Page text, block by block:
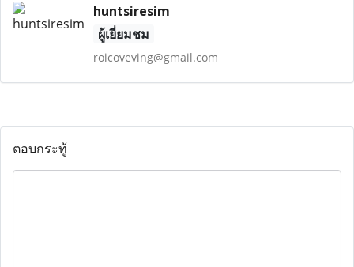
huntsiresim
ผู้เยี่ยมชม
roicoveving@gmail.com
ตอบกระทู้